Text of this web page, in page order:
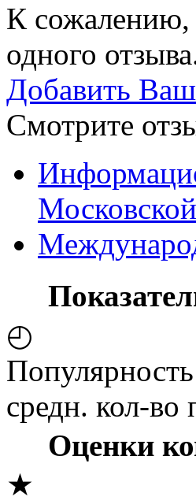
К сожалению,
одного
Добавить
Смотрите
◴
Популярность
средн. кол-во
Оценки
★